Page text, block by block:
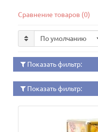
Сравнение товаров (0)
Показать фильтр:
Показать фильтр: